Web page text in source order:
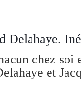
Delahaye.
chez soi
et